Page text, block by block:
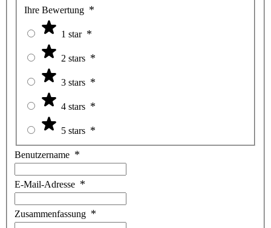
Ihre Bewertung
1 star
2 stars
3 stars
4 stars
5 stars
Benutzername
E-Mail-Adresse
Zusammenfassung